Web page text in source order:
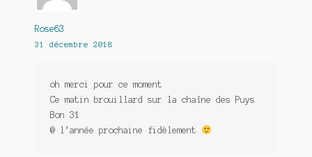
Rose63
31 décembre 2018
oh merci pour ce moment
Ce matin brouillard sur la chaîne des Puys
Bon 31
@ l’année prochaine fidèlement